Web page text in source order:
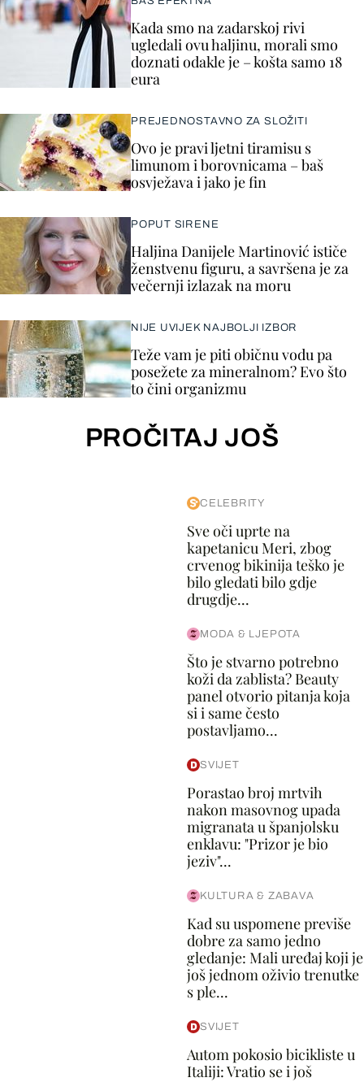
Kada smo na zadarskoj rivi
ugledali ovu haljinu, morali smo
doznati odakle je – košta samo 18
eura
PREJEDNOSTAVNO ZA SLOŽITI
Ovo je pravi ljetni tiramisu s
limunom i borovnicama – baš
osvježava i jako je fin
POPUT SIRENE
Haljina Danijele Martinović ističe
ženstvenu figuru, a savršena je za
večernji izlazak na moru
NIJE UVIJEK NAJBOLJI IZBOR
Teže vam je piti običnu vodu pa
posežete za mineralnom? Evo što
to čini organizmu
PROČITAJ JOŠ
CELEBRITY
Sve oči uprte na
kapetanicu Meri, zbog
crvenog bikinija teško je
bilo gledati bilo gdje
drugdje...
MODA & LJEPOTA
Što je stvarno potrebno
koži da zablista? Beauty
panel otvorio pitanja koja
si i same često
postavljamo...
SVIJET
Porastao broj mrtvih
nakon masovnog upada
migranata u španjolsku
enklavu: "Prizor je bio
jeziv"...
KULTURA & ZABAVA
Kad su uspomene previše
dobre za samo jedno
gledanje: Mali uređaj koji je
još jednom oživio trenutke
s ple...
SVIJET
Autom pokosio bicikliste u
Italiji: Vratio se i još